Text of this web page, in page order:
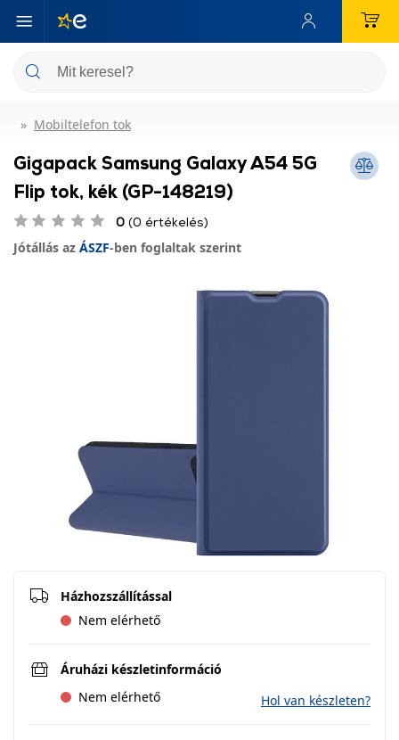
Mobiltelefon tok
Gigapack Samsung Galaxy A54 5G
Flip tok, kék (GP-148219)
0 (0 értékelés)
Jótállás az ÁSZF-ben foglaltak szerint
Házhozszállítással
Nem elérhető
Áruházi készletinformáció
Nem elérhető
Hol van készleten?